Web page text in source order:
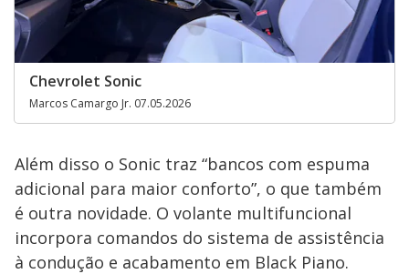
Chevrolet Sonic
Marcos Camargo Jr. 07.05.2026
Além disso o Sonic traz “bancos com espuma
adicional para maior conforto”, o que também
é outra novidade. O volante multifuncional
incorpora comandos do sistema de assistência
à condução e acabamento em Black Piano.